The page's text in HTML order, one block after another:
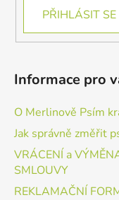
PŘIHLÁSIT SE
Informace pro
O Merlinově Psím
Jak správně změřit
VRÁCENÍ a
SMLOUVY
REKLAMAČNÍ